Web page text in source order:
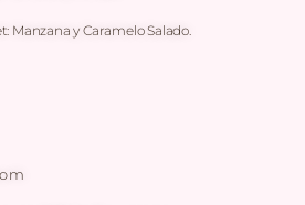
y Caramelo Salado.